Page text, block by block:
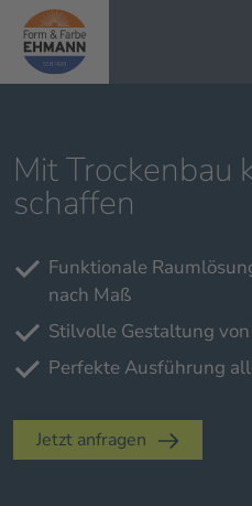
Mit Trockenbau
schaffen
Funktionale
nach Maß
Stilvolle Gestaltung
Perfekte Ausführung
Jetzt anfragen